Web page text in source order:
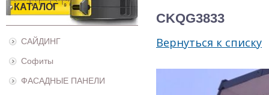
КАТАЛОГ
САЙДИНГ
Софиты
ФАСАДНЫЕ ПАНЕЛИ
CKQG3833
Вернуться к списку